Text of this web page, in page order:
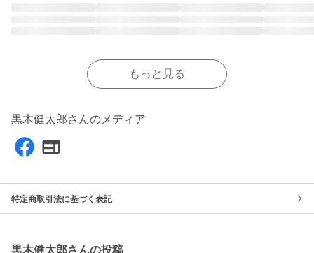
もっと見る
黒木健太郎さんのメディア
特定商取引法に基づく表記
黒木健太郎さんの投稿